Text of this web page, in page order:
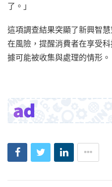
了。」
這項調查結果突顯了新興智
在風險，提醒消費者在享受
據可能被收集與處理的情形。